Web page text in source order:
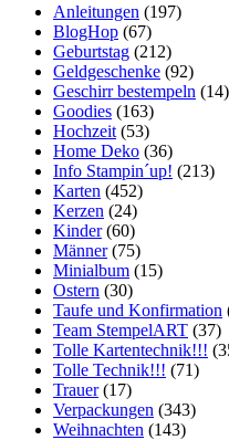
Anleitungen (197)
BlogHop (67)
Geburtstag (212)
Geldgeschenke (92)
Geschirr bestempeln (14)
Goodies (163)
Hochzeit (53)
Home Deko (36)
Info Stampin´up! (213)
Karten (452)
Kerzen (24)
Kinder(60)
Männer(75)
Minialbum (15)
Ostern (30)
Taufe und Konfirmation
Team StempelART (37)
Tolle Kartentechnik!!!
Tolle Technik!!! (71)
Trauer(17)
Verpackungen (343)
Weihnachten (143)